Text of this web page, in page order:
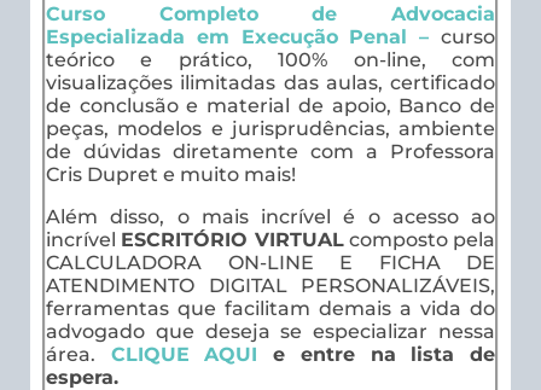
Curso Completo de Advocacia
Especializada em Execução Penal – curso
teórico e prático, 100% on-line, com
visualizações ilimitadas das aulas, certificado
de conclusão e material de apoio, Banco de
peças, modelos e jurisprudências, ambiente
de dúvidas diretamente com a Professora
Cris Dupret e muito mais!
Além disso, o mais incrível é o acesso ao
incrível ESCRITÓRIO VIRTUALcomposto pela
CALCULADORA ON-LINE E FICHA DE
ATENDIMENTO DIGITAL PERSONALIZÁVEIS,
ferramentas que facilitam demais a vida do
advogado que deseja se especializar nessa
área. CLIQUE AQUI e entre na lista de
espera.